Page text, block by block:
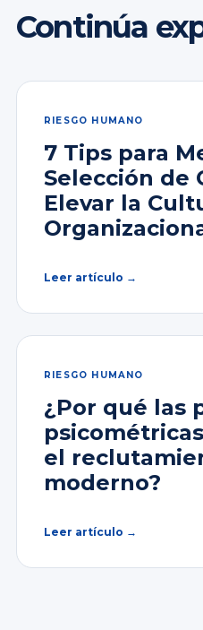
Continúa
RIESGO HUMANO
7 Tips para
Selección de
Elevar la
Leer artículo →
RIESGO HUMANO
¿Por qué las
el
moderno?
Leer artículo →